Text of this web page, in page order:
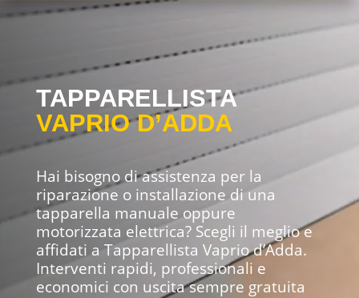
TAPPARELLISTA
VAPRIO D’ADDA
Hai bisogno di assistenza per la
riparazione o installazione di una
tapparella manuale oppure
motorizzata elettrica? Scegli il meglio e
affidati a Tapparellista Vaprio d’Adda.
Interventi rapidi, professionali e
economici con uscita sempre gratuita